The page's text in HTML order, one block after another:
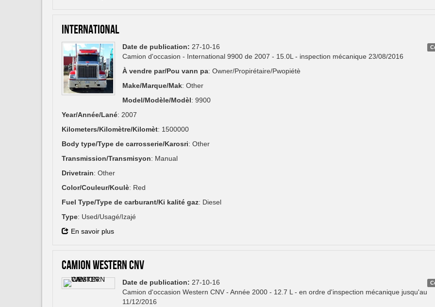
iNTERNATIONAL
Date de publication: 27-10-16
Camion d'occasion - International 9900 de 2007 - 15.0L - inspection mécanique 23/08/2016
À vendre par/Pou vann pa: Owner/Propirétaire/Pwopiétè
Make/Marque/Mak: Other
Model/Modèle/Modèl: 9900
Year/Année/Lané: 2007
Kilometers/Kilomètre/Kilomèt: 1500000
Body type/Type de carrosserie/Karosri: Other
Transmission/Transmisyon: Manual
Drivetrain: Other
Color/Couleur/Koulè: Red
Fuel Type/Type de carburant/Ki kalité gaz: Diesel
Type: Used/Usagé/Izajé
En savoir plus
CAMION WESTERN CNV
Date de publication: 27-10-16
Camion d'occasion Western CNV - Année 2000 - 12.7 L - en ordre d'inspection mécanique jusqu'au
11/12/2016